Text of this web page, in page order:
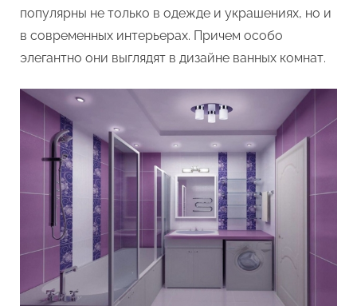
популярны не только в одежде и украшениях, но и
в современных интерьерах. Причем особо
элегантно они выглядят в дизайне ванных комнат.